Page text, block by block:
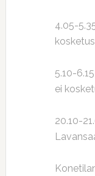
4.05-
5.10-
ei
20.10-